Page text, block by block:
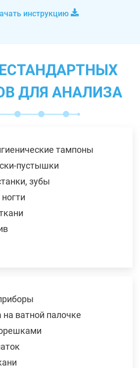
инструкцию
ДЛЯ АНАЛИЗА
тампоны
пустышки
зубы
ватной палочке